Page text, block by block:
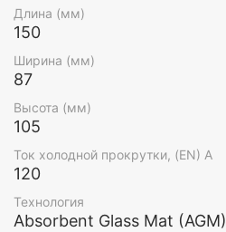
Длина (мм)
150
Ширина (мм)
87
Высота (мм)
105
Ток холодной прокрутки, (EN) А
120
Технология
Absorbent Glass Mat (AGM)